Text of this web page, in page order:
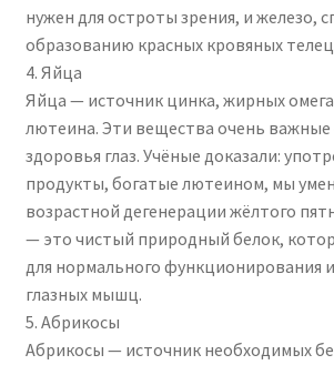
нужен для остроты зрения, и железо,
образованию красных кровяных
4. Яйца
Яйца — источник цинка, жирных
лютеина. Эти вещества очень
здоровья глаз. Учёные доказали:
продукты, богатые лютеином, мы
возрастной дегенерации жёлтого
— это чистый природный белок,
для нормального функционирования
глазных мышц.
5. Абрикосы
Абрикосы — источник необходимых